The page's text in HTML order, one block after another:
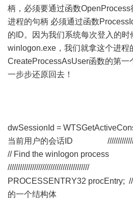
柄，必须要通过函数OpenProcess
进程的句柄 必须通过函数
的ID。因为我们系统每次登入的时
winlogon.exe，我们就拿这个进程
CreateProcessAsUser函数的第一
一步步还原回去！
dwSessionId =
当前用户的会话ID
// Find the winlogon process
////////////////////////////////////////
PROCESSENTRY32 procEntry;
的一个结构体